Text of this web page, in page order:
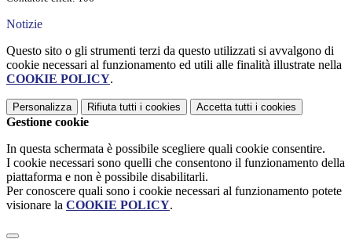
Notizie
Questo sito o gli strumenti terzi da questo utilizzati si avvalgono di
cookie necessari al funzionamento ed utili alle finalità illustrate nella
COOKIE POLICY.
Personalizza Rifiuta tutti i cookies Accetta tutti i cookies
Gestione cookie
In questa schermata è possibile scegliere quali cookie consentire.
I cookie necessari sono quelli che consentono il funzionamento della
piattaforma e non è possibile disabilitarli.
Per conoscere quali sono i cookie necessari al funzionamento potete
visionare la COOKIE POLICY.